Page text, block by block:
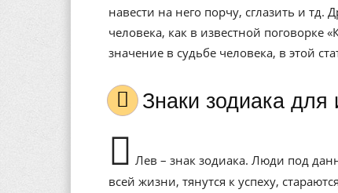
навести на него порчу, сглазить и
человека, как в известной поговорке
значение в судьбе человека, в этой
Знаки зодиака
Лев – знак зодиака. Люди под
всей жизни, тянутся к успеху,